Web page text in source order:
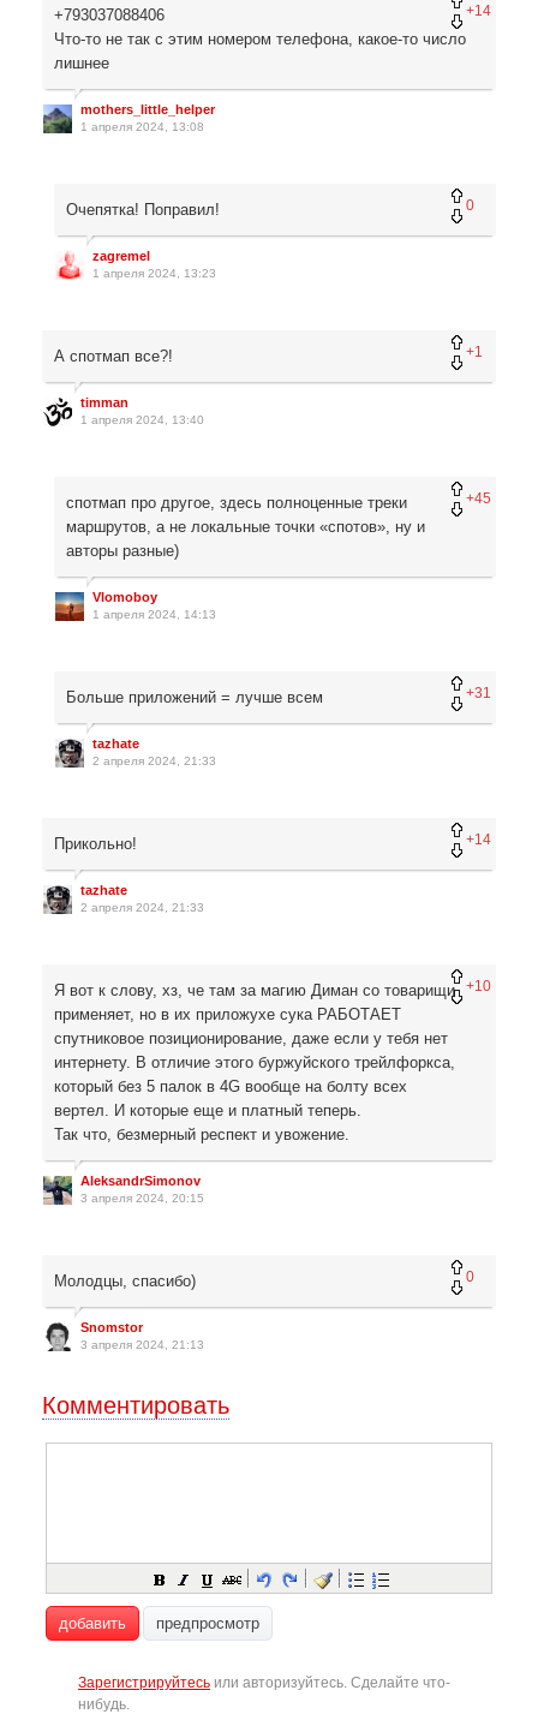
+14
+793037088406
Что-то не так с этим номером телефона, какое-то число
лишнее
mothers_little_helper
1 апреля 2024, 13:08
0
Очепятка! Поправил!
zagremel
1 апреля 2024, 13:23
+1
А спотмап все?!
timman
1 апреля 2024, 13:40
+45
спотмап про другое, здесь полноценные треки
маршрутов, а не локальные точки «спотов», ну и
авторы разные)
Vlomoboy
1 апреля 2024, 14:13
+31
Больше приложений = лучше всем
tazhate
2 апреля 2024, 21:33
+14
Прикольно!
tazhate
2 апреля 2024, 21:33
+10
Я вот к слову, хз, че там за магию Диман со товарищи
применяет, но в их приложухе сука РАБОТАЕТ
спутниковое позиционирование, даже если у тебя нет
интернету. В отличие этого буржуйского трейлфоркса,
который без 5 палок в 4G вообще на болту всех
вертел. И которые еще и платный теперь.
Так что, безмерный респект и увожение.
AleksandrSimonov
3 апреля 2024, 20:15
0
Молодцы, спасибо)
Snomstor
3 апреля 2024, 21:13
Комментировать
добавить предпросмотр
Зарегистрируйтесь или авторизуйтесь. Сделайте что-
нибудь.